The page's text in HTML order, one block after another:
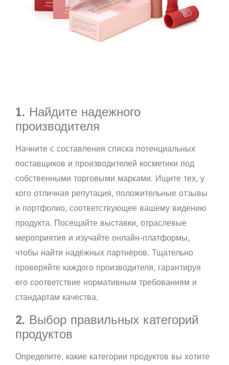
1. Найдите надежного
производителя
Начните с составления списка потенциальных
поставщиков и производителей косметики под
собственными торговыми марками. Ищите тех, у
кого отличная репутация, положительные отзывы
и портфолио, соответствующее вашему видению
продукта. Посещайте выставки, отраслевые
мероприятия и изучайте онлайн-платформы,
чтобы найти надёжных партнёров. Тщательно
проверяйте каждого производителя, гарантируя
его соответствие нормативным требованиям и
стандартам качества.
2. Выбор правильных категорий
продуктов
Определите, какие категории продуктов вы хотите